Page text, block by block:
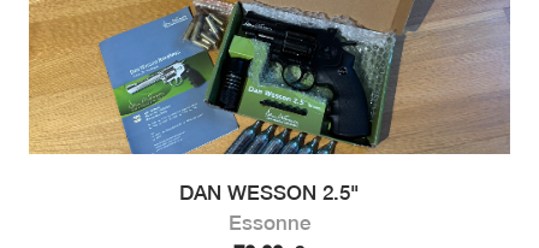
DAN WESSON 2.5"
Essonne